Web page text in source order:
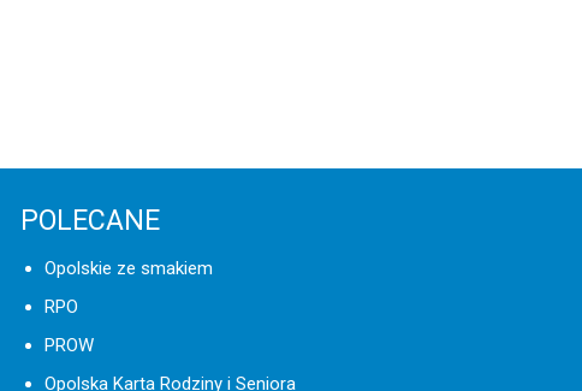
POLECANE
Opolskie ze smakiem
RPO
PROW
Opolska Karta Rodziny i Seniora